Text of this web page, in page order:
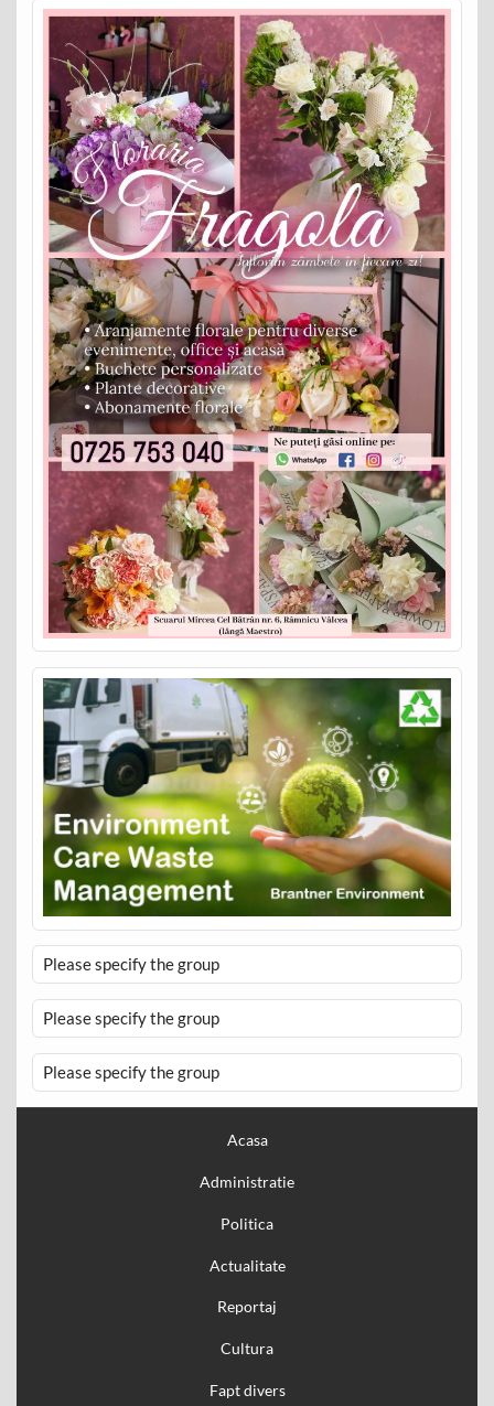
Please specify the group
Please specify the group
Please specify the group
Acasa
Administratie
Politica
Actualitate
Reportaj
Cultura
Fapt divers